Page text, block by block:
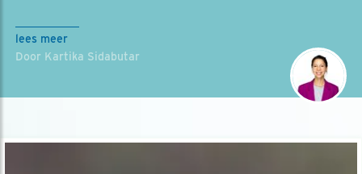
lees meer
Door Kartika Sidabutar